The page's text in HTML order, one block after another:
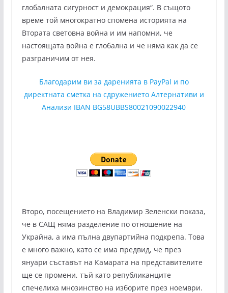
глобалната сигурност и демокрация“. В същото
време той многократно спомена историята на
Втората световна война и им напомни, че
настоящата война е глобална и че няма как да се
разграничим от нея.
Благодарим ви за даренията в PayPal и по
директната сметка на сдружението Алтернативи и
Анализи IBAN BG58UBBS80021090022940
Второ, посещението на Владимир Зеленски показа,
че в САЩ няма разделение по отношение на
Украйна, а има пълна двупартийна подкрепа. Това
е много важно, като се има предвид, че през
януари съставът на Камарата на представителите
ще се промени, тъй като републиканците
спечелиха мнозинство на изборите през ноември.